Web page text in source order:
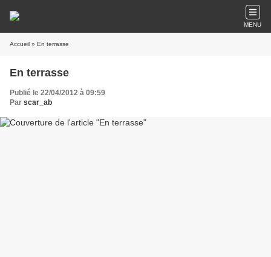
MENU
Accueil » En terrasse
En terrasse
Publié le 22/04/2012 à 09:59
Par scar_ab